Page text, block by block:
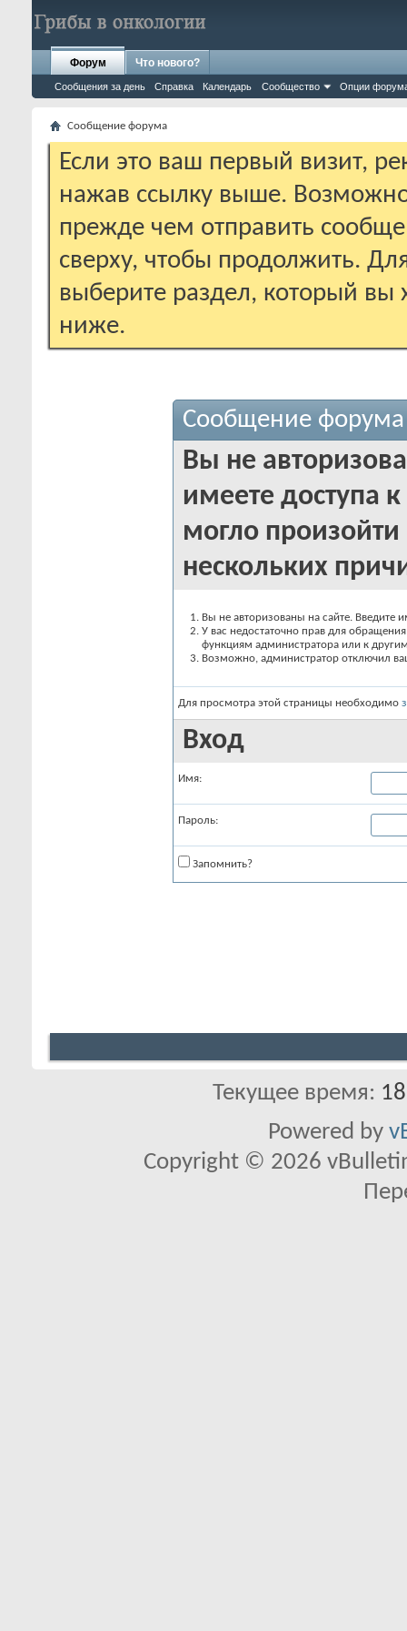
Форум
Сообщения за день Справка Календарь Сообщество Опции
Что нового?
Сообщение форума
Если это ваш первый визит,
нажав ссылку выше.
прежде чем отправить
сверху, чтобы продолжить.
выберите раздел, который вы
ниже.
Сообщение форума
Вы не
имеете доступа
могло
нескольких
Вы не авторизованы на сайте. Введите
У вас недостаточно прав для
функциям администратора или к
Возможно, администратор отключил
Для просмотра этой страницы необходимо
Вход
Имя:
Пароль:
Запомнить?
Текущее время:
Powered by
Copyright © 2026